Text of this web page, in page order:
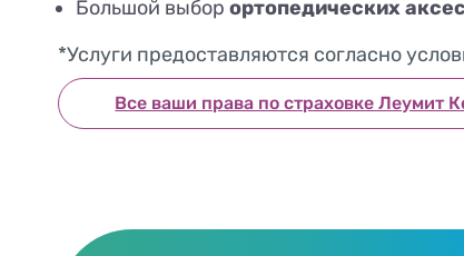
Большой выбор ортопедических
*Услуги предоставляются согласно
Все ваши права по страховке Леумит